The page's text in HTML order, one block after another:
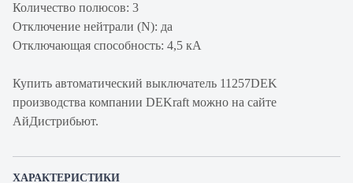
Количество полюсов: 3
Отключение нейтрали (N): да
Отключающая способность: 4,5 кА
Купить автоматический выключатель 11257DEK
производства компании DEKraft можно на сайте
АйДистрибьют.
ХАРАКТЕРИСТИКИ